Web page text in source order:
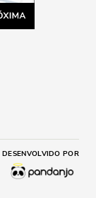
DESENVOLVIDO POR